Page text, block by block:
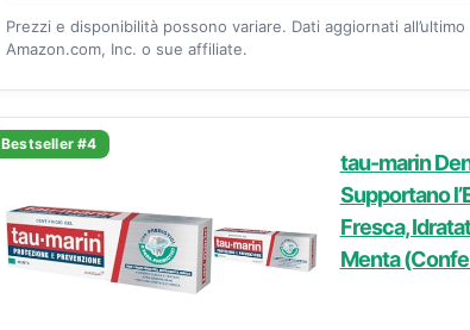
Prezzi e disponibilità possono variare. Dati aggiornati
Amazon.com, Inc. o sue affiliate.
Bestseller #4
tau-marin
Supportano
Fresca,
Menta